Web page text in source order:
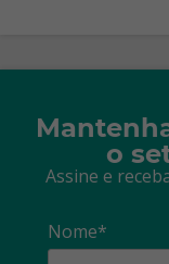
o
Assine e
Nome*